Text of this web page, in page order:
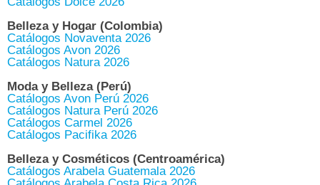
Belleza y Hogar (Colombia)
Catálogos Novaventa 2026
Catálogos Avon 2026
Catálogos Natura 2026
Moda y Belleza (Perú)
Catálogos Avon Perú 2026
Catálogos Natura Perú 2026
Catálogos Carmel 2026
Catálogos Pacifika 2026
Belleza y Cosméticos (Centroamérica)
Catálogos Arabela Guatemala 2026